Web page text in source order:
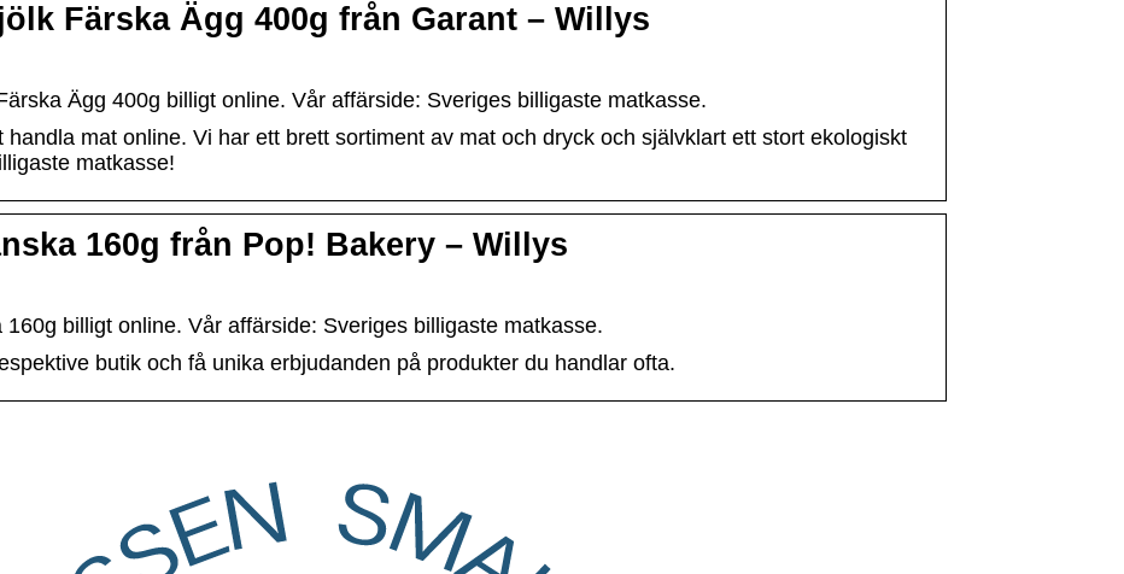
Färska Ägg 400g från Garant – Willys
Ägg 400g billigt online. Vår affärside: Sveriges billigaste matkasse.
mat online. Vi har ett brett sortiment av mat och dryck och självklart ett stort ekologiskt
matkasse!
160g från Pop! Bakery – Willys
billigt online. Vår affärside: Sveriges billigaste matkasse.
butik och få unika erbjudanden på produkter du handlar ofta.